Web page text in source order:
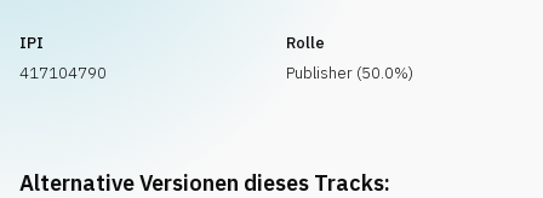
IPI
417104790
Rolle
Publisher (50.0%)
Alternative Versionen dieses Tracks: